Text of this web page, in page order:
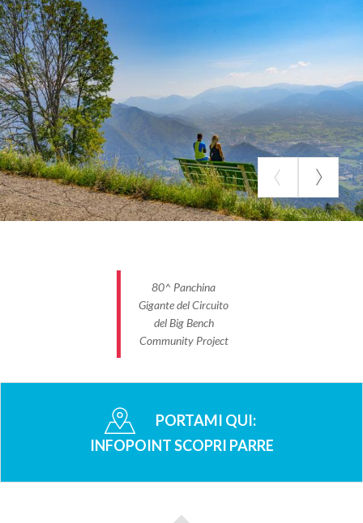
80^ Panchina
Gigante del Circuito
del Big Bench
Community Project
PORTAMI QUI:
INFOPOINT SCOPRI PARRE